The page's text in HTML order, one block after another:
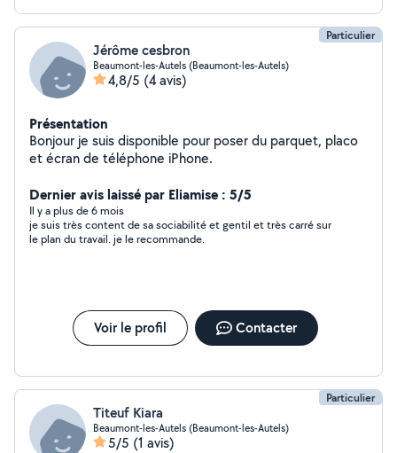
Particulier
Jérôme cesbron
Beaumont-les-Autels (Beaumont-les-Autels)
4,8/5 (4 avis)
Présentation
Bonjour je suis disponible pour poser du parquet, placo
et écran de téléphone iPhone.
Dernier avis laissé par Eliamise : 5/5
Il y a plus de 6 mois
je suis très content de sa sociabilité et gentil et très carré sur
le plan du travail. je le recommande.
Voir le profil Contacter
Particulier
Titeuf Kiara
Beaumont-les-Autels (Beaumont-les-Autels)
5/5 (1 avis)